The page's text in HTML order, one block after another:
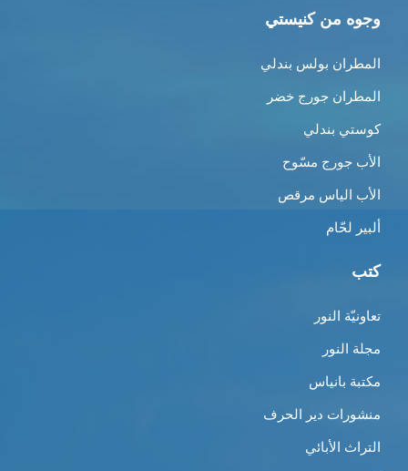
وجوه من كنيستي
المطران بولس بندلي
المطران جورج خضر
كوستي بندلي
الأب جورج مسّوح
الأب الياس مرقص
ألبير لحّام
كتب
تعاونيّة النور
مجلة النور
مكتبة بانياس
منشورات دير الحرف
التراث الأبائي